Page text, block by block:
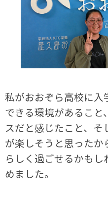
私がおおぞら高校に
できる環境があるこ
スだと感じたこと、
が楽しそうと思ったか
らしく過ごせるかも
めました。